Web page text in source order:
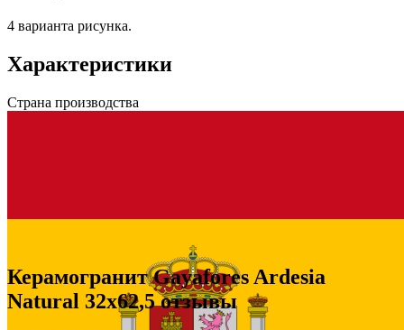
4 варианта рисунка.
Характеристики
Страна производства
Керамогранит Gayafores Ardesia
Natural 32x62,5 отзывы